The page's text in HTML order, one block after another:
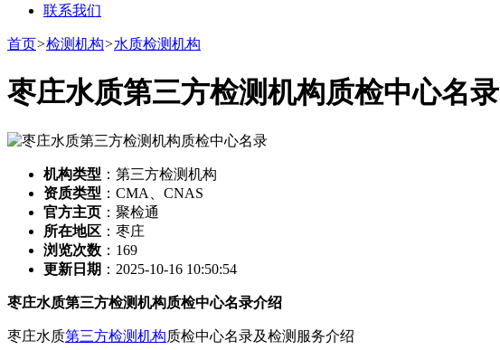
联系我们
首页>检测机构>水质检测机构
枣庄水质第三方检测机构质检中心名录
机构类型 ：第三方检测机构
资质类型 ：CMA、CNAS
官方主页 ：聚检通
所在地区 ：枣庄
浏览次数 ： 169
更新日期 ：2025-10-16 10:50:54
枣庄水质第三方检测机构质检中心名录介绍
枣庄水质第三方检测机构质检中心名录及检测服务介绍